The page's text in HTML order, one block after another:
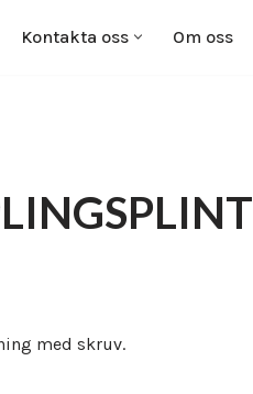
Kontakta oss Om oss
med skruv.